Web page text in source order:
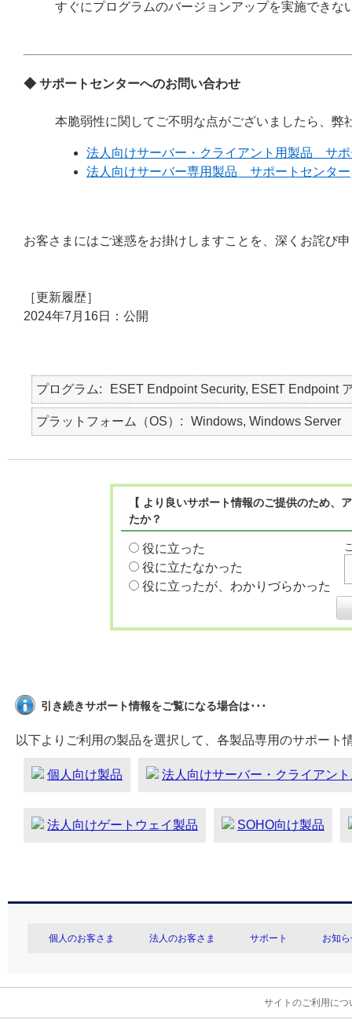
すぐにプログラムのバージョンアップを実施できな
◆ サポートセンターへのお問い合わせ
本脆弱性に関してご不明な点がございましたら、
法人向けサーバー・クライアント用製品 サ
法人向けサーバー専用製品 サポートセンター
お客さまにはご迷惑をお掛けしますことを、深くお詫び
［更新履歴］
2024年7月16日：公開
プログラム ESET Endpoint Security, ESET Endpoint
プラットフォーム（OS） Windows, Windows Server
【 より良いサポート情報のご提供のため
たか？
役に立った
役に立たなかった
役に立ったが、わかりづらかった
引き続きサポート情報をご覧になる場合は･･･
以下よりご利用の製品を選択して、各製品専用のサポート
個人向け製品 法人向けサーバー・クライアン
法人向けゲートウェイ製品 SOHO向け製品
個人のお客さま 法人のお客さま サポート お知
サイトのご利用につ